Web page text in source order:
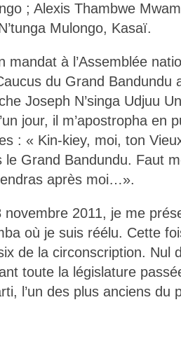
; Alexis Thambwe
Mulongo, Kasaï.
mandat à l’Assemblée
du Grand Bandundu
Joseph N’singa Udjuu
jour, il m’apostropha en
: « Kin-kiey, moi, ton
Grand Bandundu. Faut
après moi…».
novembre 2011, je me
où je suis réélu. Cette
de la circonscription. Nul
toute la législature
l’un des plus anciens du